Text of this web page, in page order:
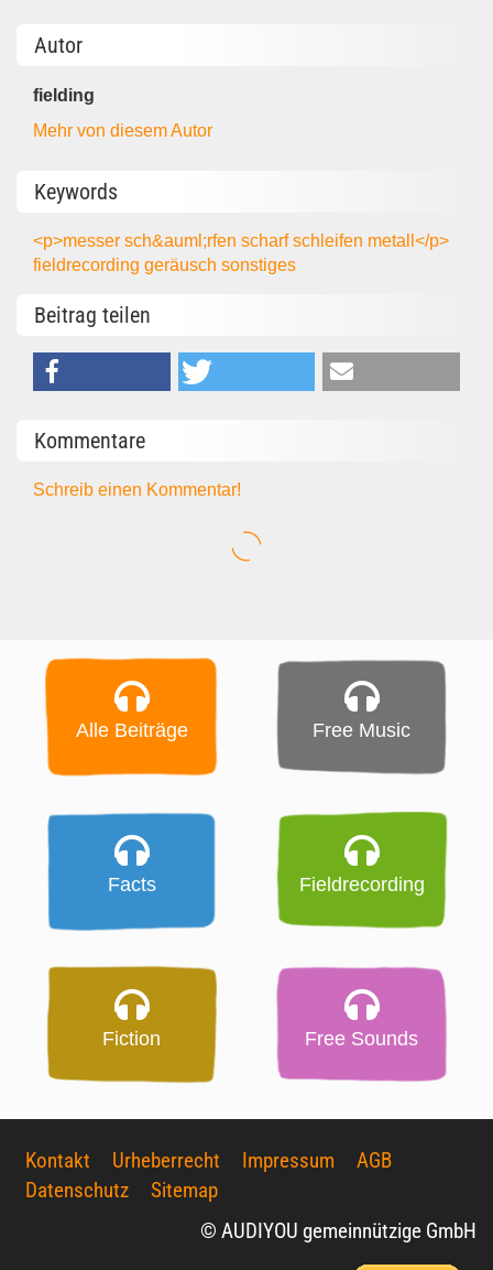
Autor
fielding
Mehr von diesem Autor
Keywords
<p>messersch&auml;rfenscharfschleifen metall</p>
fieldrecordinggeräuschsonstiges
Beitrag teilen
Kommentare
Schreib einen Kommentar!
Alle Beiträge Free Music
Facts Fieldrecording
Fiction Free Sounds
Kontakt Urheberrecht Impressum
AGB
Datenschutz
Sitemap
© AUDIYOU gemeinnützige GmbH